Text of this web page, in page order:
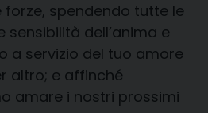
forze, spendendo tutte le
sensibilità dell’anima e
a servizio del tuo amore
altro; e affinché
amare i nostri prossimi